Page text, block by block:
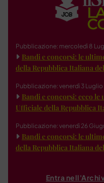
Pubblicazione: mercoledì 8
Bandi e concorsi: le
della Repubblica Italiana
Pubblicazione: venerdì 3
Bandi e concorsi: ecco
Ufficiale della Repubblica
Pubblicazione: venerdì 26
Bandi e concorsi: le
della Repubblica Italiana
Entra